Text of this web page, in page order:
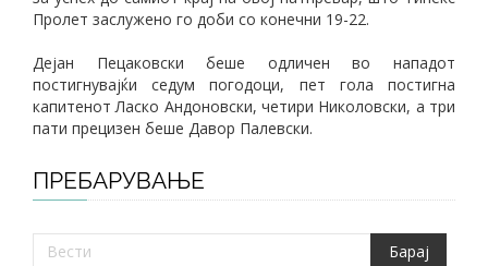
Пролет заслужено го доби со конечни 19-22.
Дејан Пецаковски беше одличен во нападот
постигнувајќи седум погодоци, пет гола постигна
капитенот Ласко Андоновски, четири Николовски, а три
пати прецизен беше Давор Палевски.
ПРЕБАРУВАЊЕ